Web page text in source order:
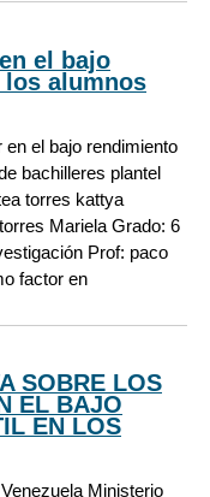
el bajo
los alumnos
el bajo rendimiento
bachilleres plantel
torres kattya
Mariela Grado: 6
Prof: paco
factor en
SOBRE LOS
EL BAJO
EN LOS
Ministerio